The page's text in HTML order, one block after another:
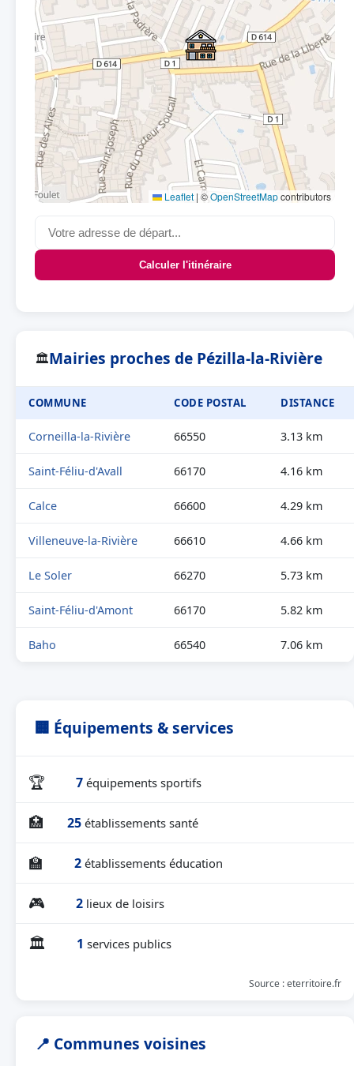
Leaflet | ©OpenStreetMapcontributors
Calculer l'itinéraire
🏛Mairies proches de Pézilla-la-Rivière
COMMUNE CODE POSTAL DISTANCE
Corneilla-la-Rivière 66550 3.13 km
Saint-Féliu-d'Avall 66170 4.16 km
Calce 66600 4.29 km
Villeneuve-la-Rivière 66610 4.66 km
Le Soler 66270 5.73 km
Saint-Féliu-d'Amont 66170 5.82 km
Baho 66540 7.06 km
🏢 Équipements & services
🏆 7 équipements sportifs
🏥 25 établissements santé
🏫 2 établissements éducation
🎮 2 lieux de loisirs
🏛 1 services publics
Source : eterritoire.fr
📍 Communes voisines